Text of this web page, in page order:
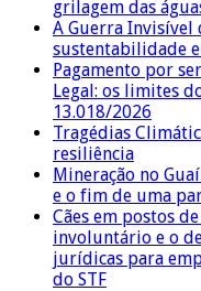
grilagem das
A Guerra Invisível
sustentabilidade
Pagamento por
Legal: os limites
13.018/2026
Tragédias
resiliência
Mineração no
e o fim de uma
Cães em postos
involuntário e o
jurídicas para
do STF